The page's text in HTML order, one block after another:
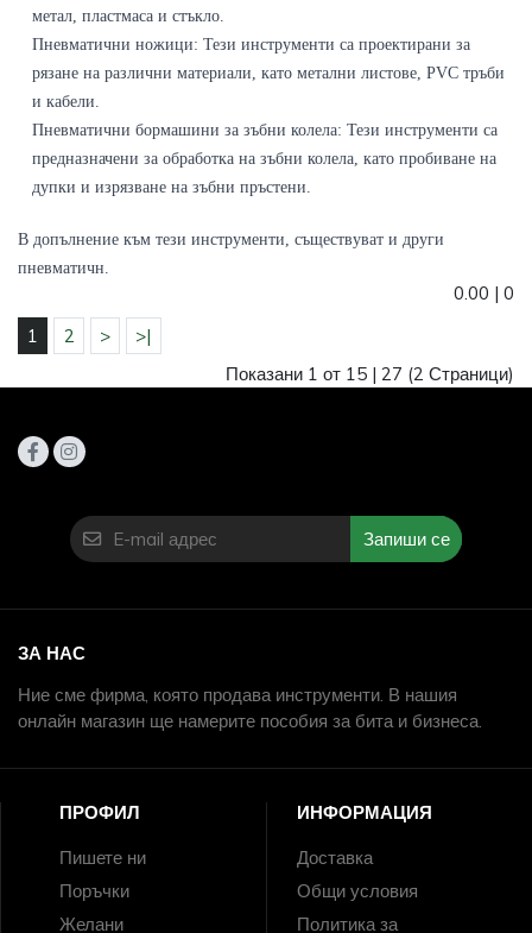
метал, пластмаса и стъкло.
Пневматични ножици: Тези инструменти са проектирани за
рязане на различни материали, като метални листове, PVC тръби
и кабели.
Пневматични бормашини за зъбни колела: Тези инструменти са
предназначени за обработка на зъбни колела, като пробиване на
дупки и изрязване на зъбни пръстени.
В допълнение към тези инструменти, съществуват и други
пневматичн.
0.00 | 0
1
2 >
>|
Показани 1 от 15 | 27 (2 Страници)
Запиши се
ЗА НАС
Ние сме фирма, която продава инструменти. В нашия
онлайн магазин ще намерите пособия за бита и бизнеса.
ПРОФИЛ
Пишете ни
Поръчки
Желани
ИНФОРМАЦИЯ
Доставка
Общи условия
Политика за